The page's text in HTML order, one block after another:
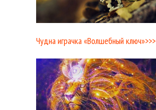
Чудна играчка «Волшебный ключ»>>>